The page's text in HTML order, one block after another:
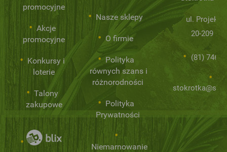
promocyjne
Akcje
promocyjne
Konkursy i
loterie
Talony
zakupowe
Nasze sklepy
O firmie
Polityka
równych szans i
różnorodności
Polityka
Prywatności
Niemarnowanie
ul.
20-209
(81) 746